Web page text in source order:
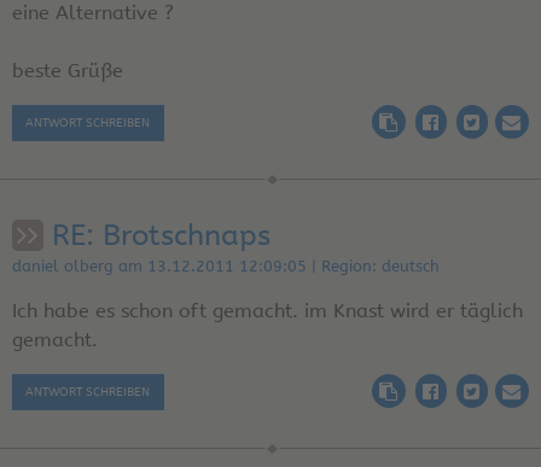
eine Alternative ?
beste Grüße
ANTWORT SCHREIBEN
RE: Brotschnaps
daniel olberg am 13.12.2011 12:09:05 | Region: deutsch
Ich habe es schon oft gemacht. im Knast wird er täglich
gemacht.
ANTWORT SCHREIBEN